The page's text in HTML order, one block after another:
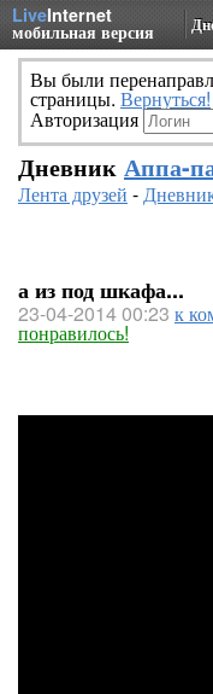
LiveInternet
мобильная версия
Вы были
страницы. Вернуться!
Авторизация
Дневник Аппа-
Лента друзей -
а из под шкафа...
23-04-2014 00:23 к
понравилось!